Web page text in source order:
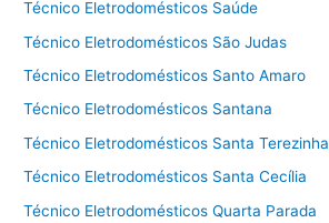
Técnico Eletrodomésticos Saúde
Técnico Eletrodomésticos São Judas
Técnico Eletrodomésticos Santo Amaro
Técnico Eletrodomésticos Santana
Técnico Eletrodomésticos Santa Terezinha
Técnico Eletrodomésticos Santa Cecília
Técnico Eletrodomésticos Quarta Parada